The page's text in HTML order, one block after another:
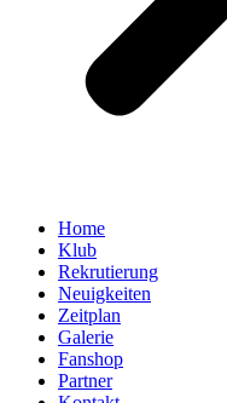
Home
Klub
Rekrutierung
Neuigkeiten
Zeitplan
Galerie
Fanshop
Partner